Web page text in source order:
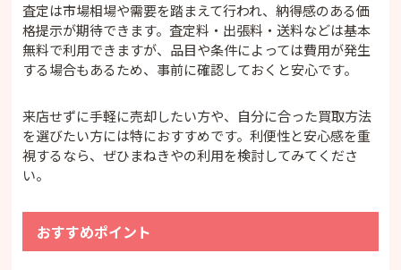
査定は市場相場や需要を踏まえて行われ、納得感のある価
格提示が期待できます。査定料・出張料・送料などは基本
無料で利用できますが、品目や条件によっては費用が発生
する場合もあるため、事前に確認しておくと安心です。
来店せずに手軽に売却したい方や、自分に合った買取方法
を選びたい方には特におすすめです。利便性と安心感を重
視するなら、ぜひまねきやの利用を検討してみてくださ
い。
おすすめポイント